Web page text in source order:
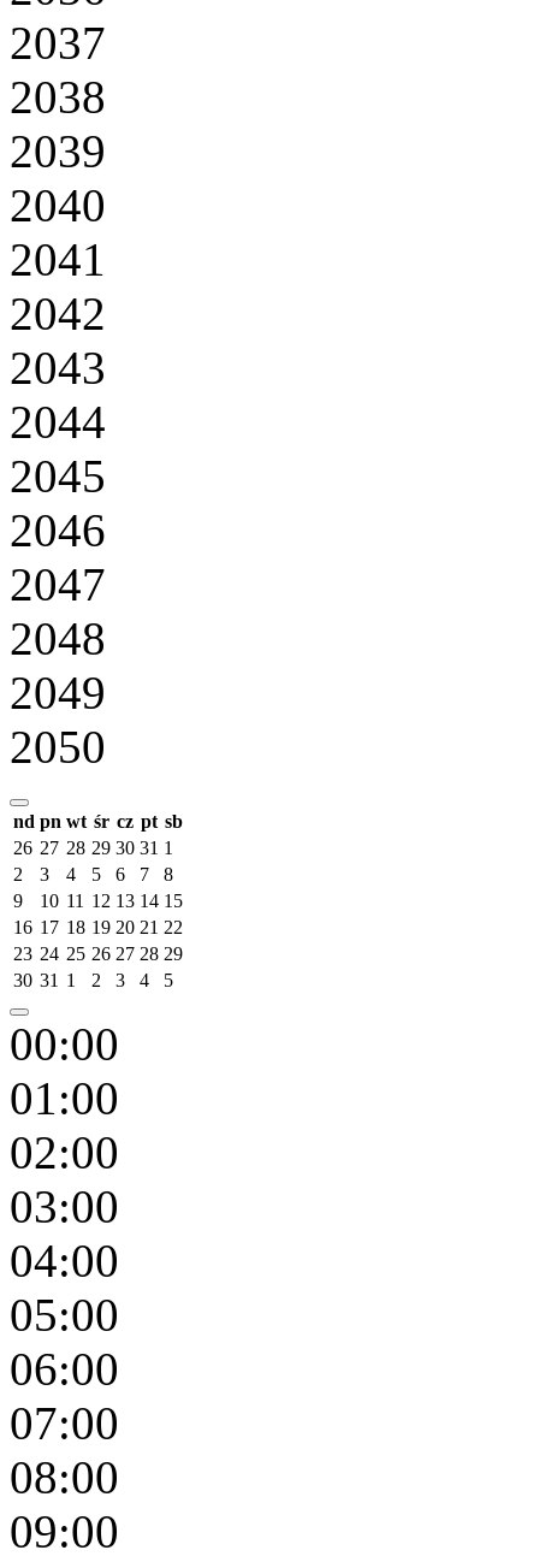
2037
2038
2039
2040
2041
2042
2043
2044
2045
2046
2047
2048
2049
2050
nd pn wt śr cz pt sb
26 27 28 29 30 31 1
2
3 4 5 6 7
8
9
10 11 12 13 14 15
16 17 18 19 20 21 22
23 24 25 26 27 28 29
30 31 1 2 3 4 5
00:00
01:00
02:00
03:00
04:00
05:00
06:00
07:00
08:00
09:00